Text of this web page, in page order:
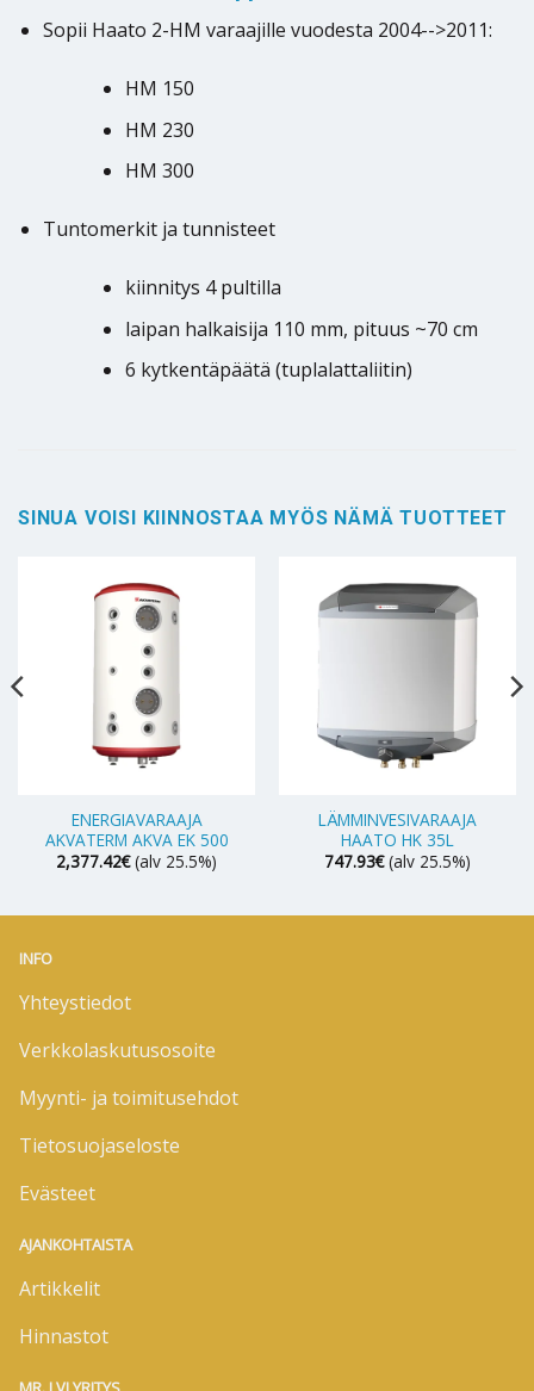
Sopii Haato 2-HM varaajille vuodesta 2004-->2011:
HM 150
HM 230
HM 300
Tuntomerkit ja tunnisteet
kiinnitys 4 pultilla
laipan halkaisija 110 mm, pituus ~70 cm
6 kytkentäpäätä (tuplalattaliitin)
SINUA VOISI KIINNOSTAA MYÖS NÄMÄ TUOTTEET
ENERGIAVARAAJA
AKVATERM AKVA EK 500
2,377.42€ (alv 25.5%)
LÄMMINVESIVARAAJA
HAATO HK 35L
747.93€ (alv 25.5%)
INFO
Yhteystiedot
Verkkolaskutusosoite
Myynti- ja toimitusehdot
Tietosuojaseloste
Evästeet
AJANKOHTAISTA
Artikkelit
Hinnastot